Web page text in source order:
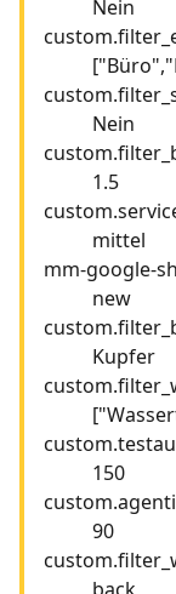
Nein
Nein
1.5
mittel
mm-google-
new
Kupfer
150
90